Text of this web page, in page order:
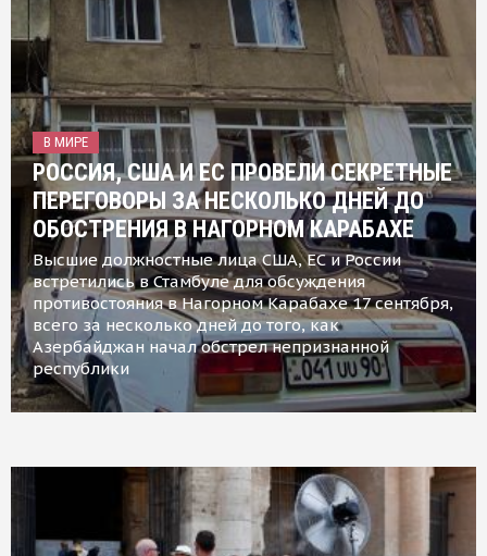
В МИРЕ
РОССИЯ, США И ЕС ПРОВЕЛИ СЕКРЕТНЫЕ
ПЕРЕГОВОРЫ ЗА НЕСКОЛЬКО ДНЕЙ ДО
ОБОСТРЕНИЯ В НАГОРНОМ КАРАБАХЕ
Высшие должностные лица США, ЕС и России
встретились в Стамбуле для обсуждения
противостояния в Нагорном Карабахе 17 сентября,
всего за несколько дней до того, как
Азербайджан начал обстрел непризнанной
республики